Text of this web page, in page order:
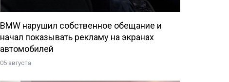
BMW нарушил собственное обещание и
начал показывать рекламу на экранах
автомобилей
05 августа